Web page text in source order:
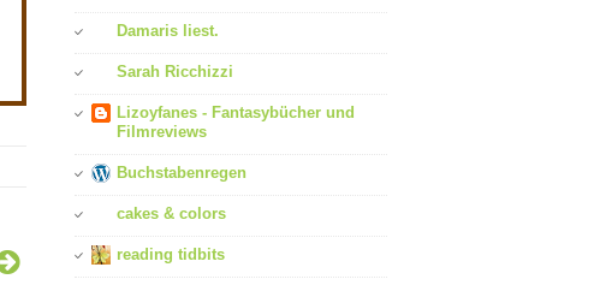
Damaris liest.
Sarah Ricchizzi
Lizoyfanes - Fantasybücher und
Filmreviews
Buchstabenregen
cakes & colors
reading tidbits